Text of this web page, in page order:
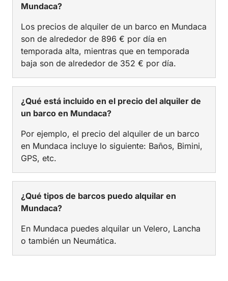
Mundaca?
Los precios de alquiler de un barco en Mundaca
son de alrededor de 896 € por día en
temporada alta, mientras que en temporada
baja son de alrededor de 352 € por día.
¿Qué está incluido en el precio del alquiler de
un barco en Mundaca?
Por ejemplo, el precio del alquiler de un barco
en Mundaca incluye lo siguiente: Baños, Bimini,
GPS, etc.
¿Qué tipos de barcos puedo alquilar en
Mundaca?
En Mundaca puedes alquilar un Velero, Lancha
o también un Neumática.